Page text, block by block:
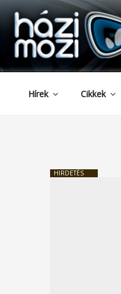
Tartalomhoz
HAZIMOZI
Hírek Cikkek
HIRDETÉS